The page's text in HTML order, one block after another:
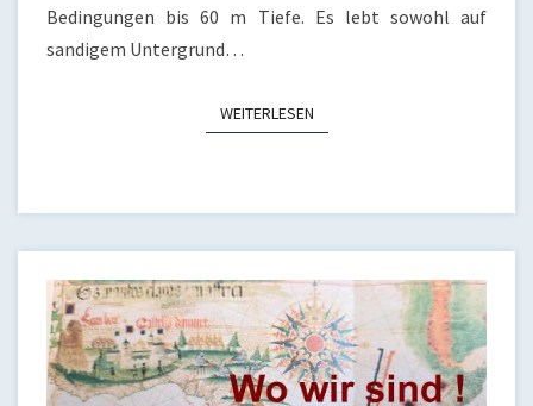
Bedingungen bis 60 m Tiefe. Es lebt sowohl auf
sandigem Untergrund…
WEITERLESENWEITERLESEN